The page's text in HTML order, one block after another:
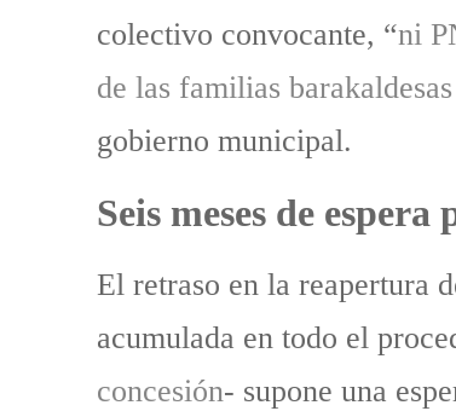
colectivo convocante, “ni
de las familias
gobierno municipal.
Seis meses de
El retraso en la reapertura
acumulada en todo el
concesión- supone una